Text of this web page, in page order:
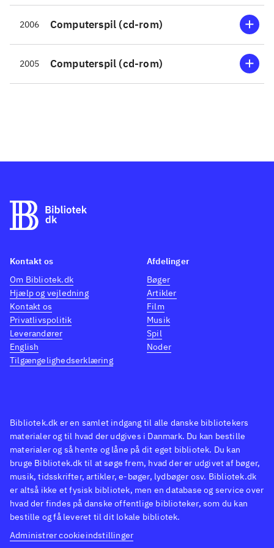
indskolingen. Skulle der snige
sig en enkelt cd-rom ind i
børnehaven, er der også her
brugere til den. I programmet
ødelagte kaffemaskine. Uden
kaffe bliver Wolle nemlig helt
vanlig Pixeline-stil og således
også en selvfølgelig anskaffelse
til folkebibliotekerne. Sprog:
dansk. Fra 5 år
2006 Computerspil (cd-rom)
2005 Computerspil (cd-rom)
Bibliotek.dk er en samlet indgang til alle danske bibliotekers
materialer og til hvad der udgives i Danmark. Du kan bestille
materialer og så hente og låne på dit eget bibliotek. Du kan
bruge Bibliotek.dk til at søge frem, hvad der er udgivet af bøger,
musik, tidsskrifter, artikler, e-bøger, lydbøger osv. Bibliotek.dk
er altså ikke et fysisk bibliotek, men en database og service over
hvad der findes på danske offentlige biblioteker, som du kan
bestille og få leveret til dit lokale bibliotek.
Administrer cookieindstillinger
Kontakt os
Om Bibliotek.dk
Hjælp og vejledning
Kontakt os
Privatlivspolitik
Leverandører
English
Tilgængelighedserklæring
Afdelinger
Bøger
Artikler
Film
Musik
Spil
Noder